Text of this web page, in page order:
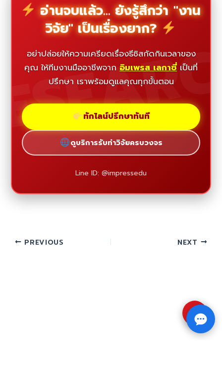
อ่านจบแล้ว... ยังรู้สึกว่า "งาน
วิจัย" เป็นเรื่องยาก?
อย่าปล่อยให้ความเครียดเรื่องธีซิสกัดกินเวลาของ
คุณ ให้ทีมงานมืออาชีพจาก อิมเพรส เลกาซี่ เป็นที่
ปรึกษา เราพร้อมดูแลคุณทุกขั้นตอน
ทักไลน์ปรึกษาทันที
ดูบริการรับทำวิจัยครบวงจร
Line ID: @impressedu
PREVIOUS NEXT
⇧